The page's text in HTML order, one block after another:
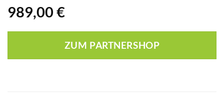
989,00 €
ZUM PARTNERSHOP